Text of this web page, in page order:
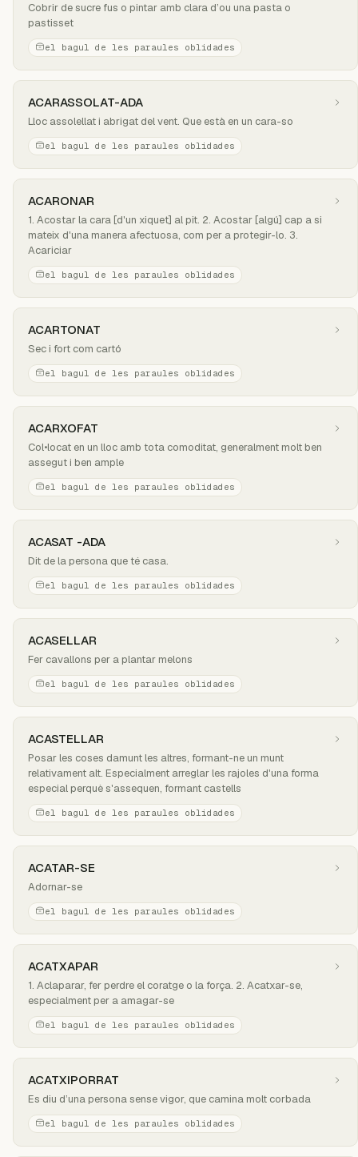
Cobrir de sucre fus o pintar amb clara d’ou una pasta o
pastisset
el bagul de les paraules oblidades
ACARASSOLAT-ADA
Lloc assolellat i abrigat del vent. Que està en un cara-so
el bagul de les paraules oblidades
ACARONAR
1. Acostar la cara [d'un xiquet] al pit. 2. Acostar [algú] cap a si
mateix d'una manera afectuosa, com per a protegir-lo. 3.
Acariciar
el bagul de les paraules oblidades
ACARTONAT
Sec i fort com cartó
el bagul de les paraules oblidades
ACARXOFAT
Col•locat en un lloc amb tota comoditat, generalment molt ben
assegut i ben ample
el bagul de les paraules oblidades
ACASAT -ADA
Dit de la persona que té casa.
el bagul de les paraules oblidades
ACASELLAR
Fer cavallons per a plantar melons
el bagul de les paraules oblidades
ACASTELLAR
Posar les coses damunt les altres, formant-ne un munt
relativament alt. Especialment arreglar les rajoles d'una forma
especial perquè s'assequen, formant castells
el bagul de les paraules oblidades
ACATAR-SE
Adornar-se
el bagul de les paraules oblidades
ACATXAPAR
1. Aclaparar, fer perdre el coratge o la força. 2. Acatxar-se,
especialment per a amagar-se
el bagul de les paraules oblidades
ACATXIPORRAT
Es diu d’una persona sense vigor, que camina molt corbada
el bagul de les paraules oblidades